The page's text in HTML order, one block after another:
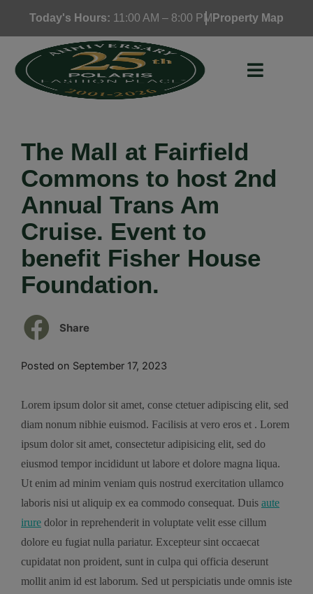
Today's Hours: 11:00 AM – 8:00 PM Property Map
The Mall at Fairfield
Commons to host 2nd
Annual Trans Am
Cruise. Event to
benefit Fisher House
Foundation.
Share
Posted on September 17, 2023
Lorem ipsum dolor sit amet, conse ctetuer adipiscing elit, sed
diam nonum nibhie euismod. Facilisis at vero eros et . Lorem
ipsum dolor sit amet, consectetur adipisicing elit, sed do
eiusmod tempor incididunt ut labore et dolore magna liqua.
Ut enim ad minim veniam quis nostrud exercitation ullamco
laboris nisi ut aliquip ex ea commodo consequat. Duis aute
irure dolor in reprehenderit in voluptate velit esse cillum
dolore eu fugiat nulla pariatur. Excepteur sint occaecat
cupidatat non proident, sunt in culpa qui officia deserunt
mollit anim id est laborum. Sed ut perspiciatis unde omnis iste